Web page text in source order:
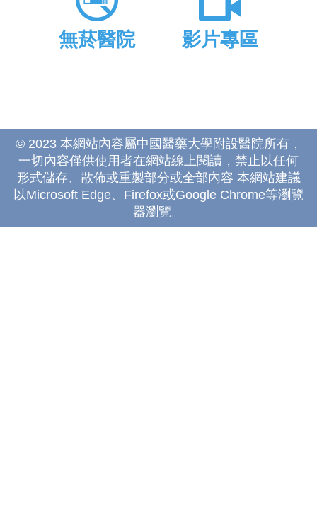
無菸醫院 影片專區
© 2023 本網站內容屬中國醫藥大學附設醫院所有，
一切內容僅供使用者在網站線上閱讀，禁止以任何
形式儲存、散佈或重製部分或全部內容 本網站建議
以Microsoft Edge、Firefox或Google Chrome等瀏覽
器瀏覽。